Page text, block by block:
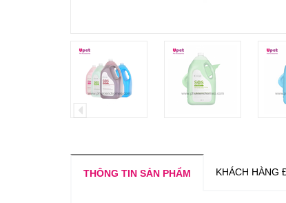
THÔNG TIN SẢN PHẨM KHÁCH HÀNG